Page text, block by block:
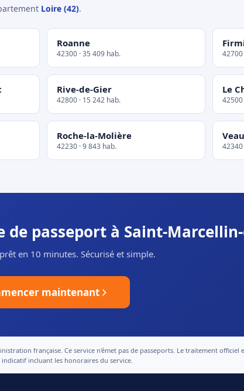
Loire (42).
Roanne
42300 · 35 409 hab. 42700
Rive-de-Gier
42800 · 15 242 hab.
Le
42500
Roche-la-Molière
42230 · 9 843 hab. 42340
passeport à Saint-Marcellin-
en 10 minutes. Sécurisé et simple.
maintenant
française. Ce service n'émet pas de passeports. Le traitement officiel
indicatif incluant les honoraires du service.